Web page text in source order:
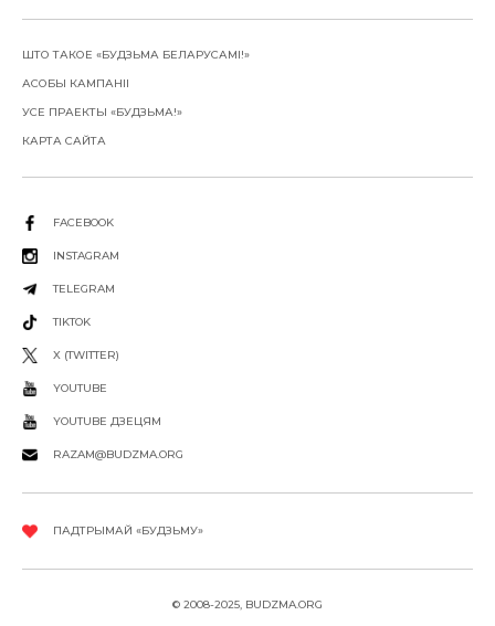
ШТО ТАКОЕ «БУДЗЬМА БЕЛАРУСАМІ!»
АСОБЫ КАМПАНІІ
УСЕ ПРАЕКТЫ «БУДЗЬМА!»
КАРТА САЙТА
FACEBOOK
INSTAGRAM
TELEGRAM
TIKTOK
X (TWITTER)
YOUTUBE
YOUTUBE ДЗЕЦЯМ
RAZAM@BUDZMA.ORG
ПАДТРЫМАЙ «БУДЗЬМУ»
© 2008-2025, BUDZMA.ORG